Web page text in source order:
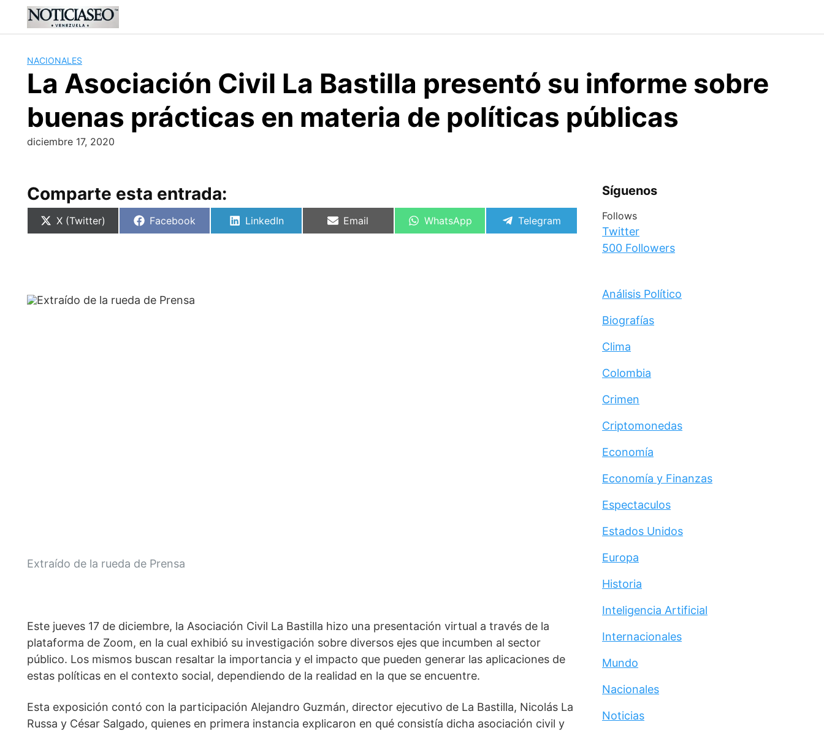
content
NACIONALES
La Asociación Civil La Bastilla presentó su informe sobre
buenas prácticas en materia de políticas públicas
diciembre 17, 2020
Comparte esta entrada:
Compartir
X (Twitter)
Compartir
Facebook
Compartir
LinkedIn
Compartir
Email
Compartir
WhatsApp
Compartir
Telegram
Extraído de la rueda de Prensa
Este jueves 17 de diciembre, la Asociación Civil La Bastilla hizo una presentación virtual a través de la
plataforma de Zoom, en la cual exhibió su investigación sobre diversos ejes que incumben al sector
público. Los mismos buscan resaltar la importancia y el impacto que pueden generar las aplicaciones de
estas políticas en el contexto social, dependiendo de la realidad en la que se encuentre.
Esta exposición contó con la participación Alejandro Guzmán, director ejecutivo de La Bastilla, Nicolás La
Russa y César Salgado, quienes en primera instancia explicaron en qué consistía dicha asociación civil y
Síguenos
Follows
Twitter
500 Followers
Análisis Político
Biografías
Clima
Colombia
Crimen
Criptomonedas
Economía
Economía y Finanzas
Espectaculos
Estados Unidos
Europa
Historia
Inteligencia Artificial
Internacionales
Mundo
Nacionales
Noticias